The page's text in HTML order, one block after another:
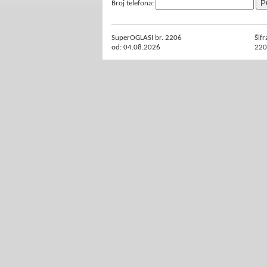
Broj telefona:
SuperOGLASI br. 2206
od: 04.08.2026